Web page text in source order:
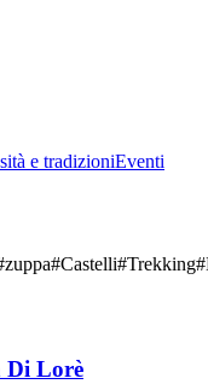
e tradizioniEventi
zuppa#Castelli#Trekking#
Di Lorè